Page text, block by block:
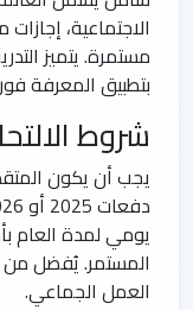
الاجتماعية،
مستمرة. يتميز
بتطبيق المعرفة
شروط
يجب أن يكون
يومي لمدة العام
المستمر. يُفضل من
العمل الجماعي.